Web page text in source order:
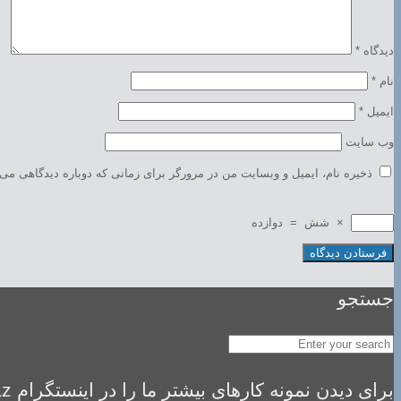
دیدگاه *
نام *
ایمیل *
وب‌ سایت
ذخیره نام، ایمیل و وبسایت من در مرورگر برای زمانی که دوباره دیدگاهی
× شش = دوازده
جستجو
برای دیدن نمونه کارهای بیشتر ما را در اینستگرام idealsaz فالو کنید